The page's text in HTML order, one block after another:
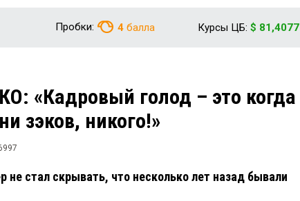
Пробки: 4 балла Курсы ЦБ: $ 81,4077
«Кадровый голод – это когда
зэков, никого!»
не стал скрывать, что несколько лет назад бывали